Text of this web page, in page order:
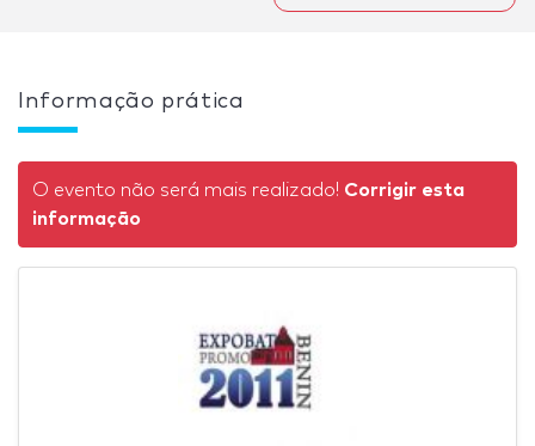
Informação prática
O evento não será mais realizado! Corrigir esta
informação